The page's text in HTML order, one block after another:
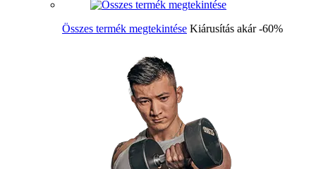
Összes termék megtekintése Kiárusítás akár -60%